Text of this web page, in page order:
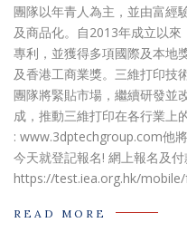
團隊以年青人為主，並由富經
及商品化。自2013年成立以
專利，並獲得多項國際及本地
及香港工商業獎。三維打印技
團隊將緊貼市場，繼續研發並
成，推動三維打印在各行業上
: www.3dptechgroup.com他
今天就登記報名! 網上報名及付
https://test.iea.org.hk/
READ MORE